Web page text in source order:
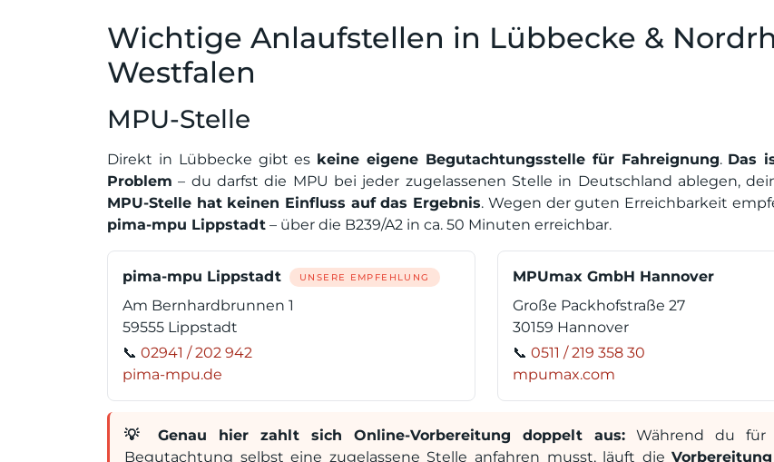
Wichtige Anlaufstellen in Lübbecke &
Westfalen
MPU-Stelle
Direkt in Lübbecke gibt es keine eigene Begutachtungsstelle für Fahreignung. Das
Problem – du darfst die MPU bei jeder zugelassenen Stelle in Deutschland ablegen,
MPU-Stelle hat keinen Einfluss auf das Ergebnis. Wegen der guten Erreichbarkeit
pima-mpu Lippstadt – über die B239/A2 in ca. 50 Minuten erreichbar.
pima-mpu Lippstadt UNSERE EMPFEHLUNG
Am Bernhardbrunnen 1
59555 Lippstadt
📞 02941 / 202 942
pima-mpu.de
MPUmax GmbH Hannover
Große Packhofstraße 27
30159 Hannover
📞 0511 / 219 358 30
mpumax.com
💡 Genau hier zahlt sich Online-Vorbereitung doppelt aus: Während du für
Begutachtung selbst eine zugelassene Stelle anfahren musst, läuft die